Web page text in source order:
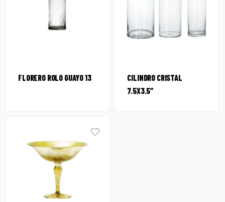
FLORERO ROLO GUAYO 13
CILINDRO CRISTAL
7.5X3.5″